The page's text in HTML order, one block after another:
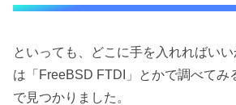
といっても、どこに手を入れればい
は「FreeBSD FTDI」とかで調べてみ
で見つかりました。